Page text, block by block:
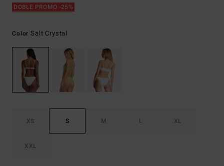
DOBLE PROMO -25%
Color Salt Crystal
XS S M L XL
XXL